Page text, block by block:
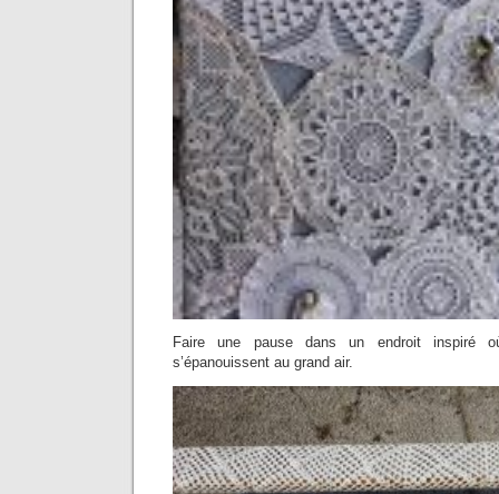
Faire une pause dans un endroit inspiré
s’épanouissent au grand air.